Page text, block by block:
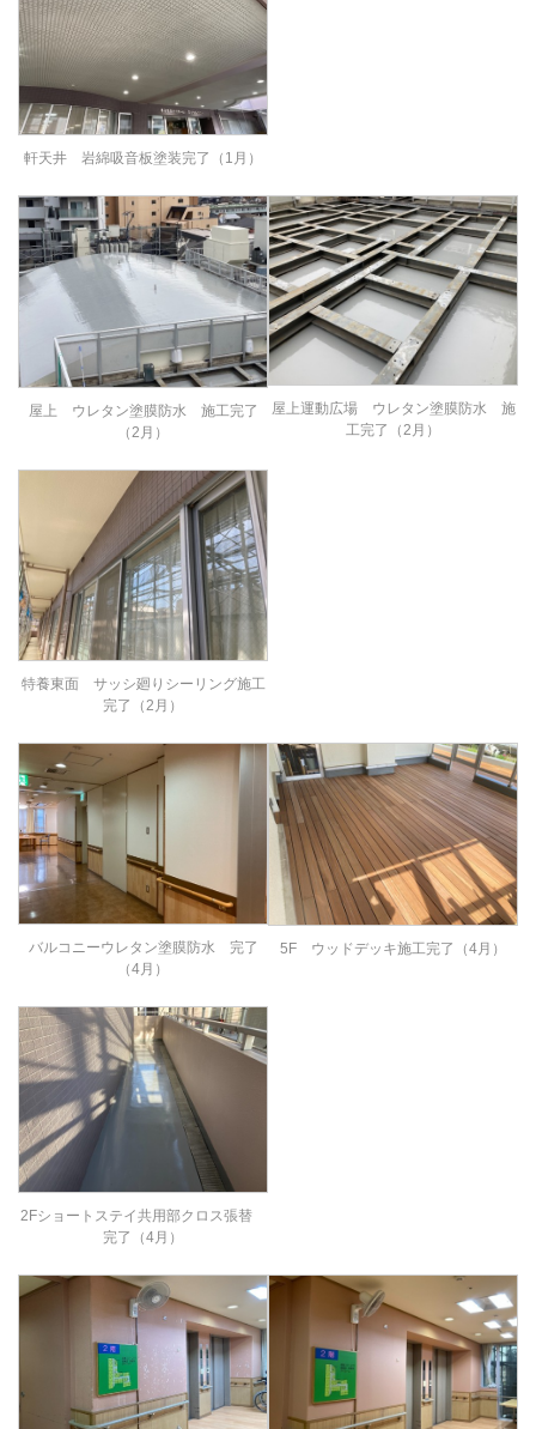
軒天井 岩綿吸音板塗装完了（1月）
屋上 ウレタン塗膜防水 施工完了
（2月）
屋上運動広場 ウレタン塗膜防水 施
工完了（2月）
特養東面 サッシ廻りシーリング施工
完了（2月）
バルコニーウレタン塗膜防水 完了
（4月）
5F ウッドデッキ施工完了（4月）
2Fショートステイ共用部クロス張替
完了（4月）